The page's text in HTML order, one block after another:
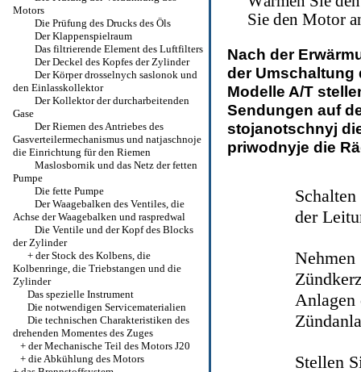
Motors
Die Prüfung des Drucks des Öls
Der Klappenspielraum
Das filtrierende Element des Luftfilters
Der Deckel des Kopfes der Zylinder
Der Körper drosselnych saslonok und
den Einlasskollektor
Der Kollektor der durcharbeitenden
Gase
Der Riemen des Antriebes des
Gasverteilermechanismus und natjaschnoje
die Einrichtung für den Riemen
Maslosbornik und das Netz der fetten
Pumpe
Die fette Pumpe
Der Waagebalken des Ventiles, die
Achse der Waagebalken und raspredwal
Die Ventile und der Kopf des Blocks
der Zylinder
+ der Stock des Kolbens, die
Kolbenringe, die Triebstangen und die
Zylinder
Das spezielle Instrument
Die notwendigen Servicematerialien
Die technischen Charakteristiken des
drehenden Momentes des Zuges
+ der Mechanische Teil des Motors J20
+ die Abkühlung des Motors
Sie den Motor
Nach der
der Umschaltung
Modelle A/T
Sendungen auf
stojanotschnyj
priwodnyje die
der
Nehmen
Stellen